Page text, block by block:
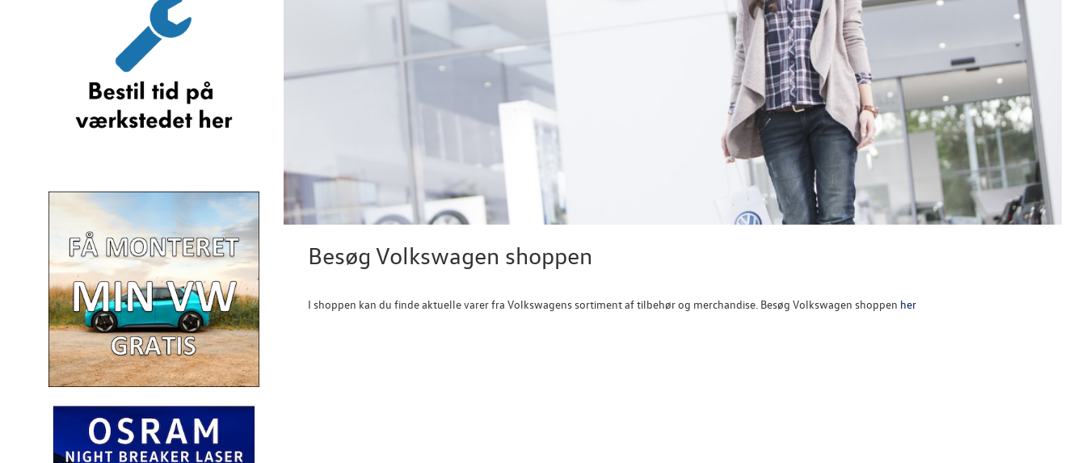
Besøg Volkswagen shoppen
I shoppen kan du finde aktuelle varer fra Volkswagens sortiment af tilbehør og merchandise. Besøg Volkswagen shoppen her